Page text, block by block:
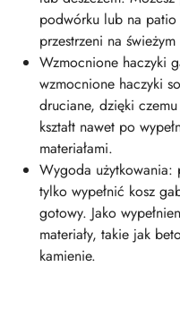
podwórku lub na
przestrzeni na
Wzmocnione haczyki
wzmocnione haczyki
druciane, dzięki
kształt nawet po
materiałami.
Wygoda użytkowania:
tylko wypełnić kosz
gotowy. Jako
materiały, takie jak
kamienie.